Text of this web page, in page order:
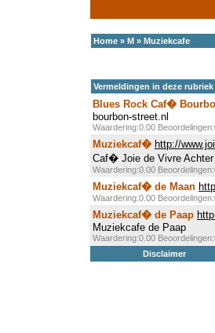
Home » M » Muziekcafe
Vermeldingen in deze rubriek
Blues Rock Caf�
bourbon-street.nl
Waardering:0.00
Muziekcaf� http://
Caf� Joie de Vivre
Waardering:0.00
Muziekcaf� de Maan
Waardering:0.00
Muziekcaf� de Paap
Muziekcafe de Paap
Waardering:0.00
Disclaimer